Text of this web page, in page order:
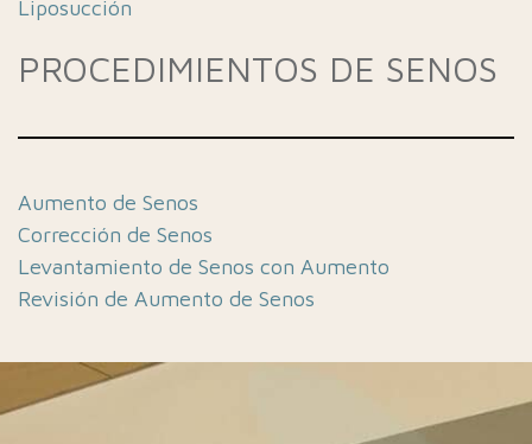
Liposucción
PROCEDIMIENTOS DE SENOS
Aumento de Senos
Corrección de Senos
Levantamiento de Senos con Aumento
Revisión de Aumento de Senos